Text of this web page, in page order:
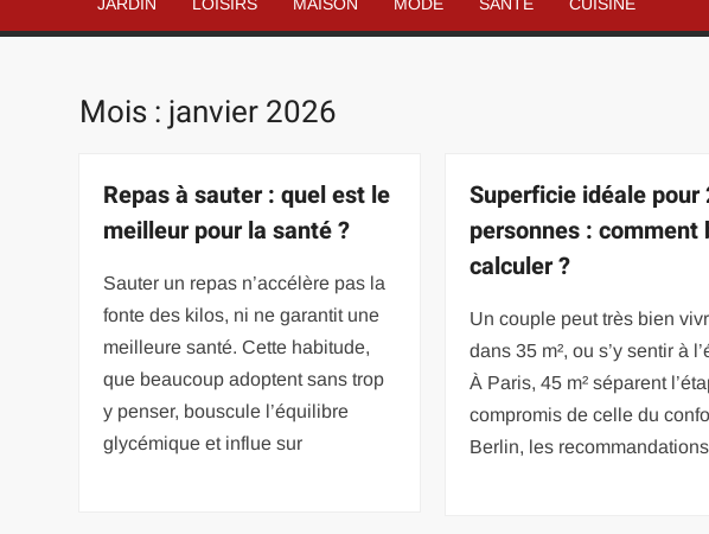
Mois : janvier 2026
Repas à sauter : quel est le
meilleur pour la santé ?
Sauter un repas n’accélère pas la
fonte des kilos, ni ne garantit une
meilleure santé. Cette habitude,
que beaucoup adoptent sans trop
y penser, bouscule l’équilibre
glycémique et influe sur
Superficie idéale pour
personnes : comment
calculer ?
Un couple peut très bien
dans 35 m², ou s’y sentir à
À Paris, 45 m² séparent
compromis de celle du
Berlin, les recommandations